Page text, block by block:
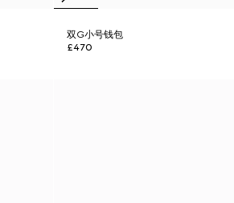
双G小号钱包
£470